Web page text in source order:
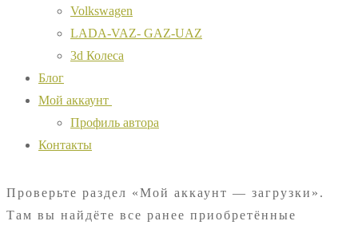
Volkswagen
LADA-VAZ- GAZ-UAZ
3d Колеса
Блог
Мой аккаунт
Профиль автора
Контакты
Проверьте раздел «Мой аккаунт — загрузки».
Там вы найдёте все ранее приобретённые